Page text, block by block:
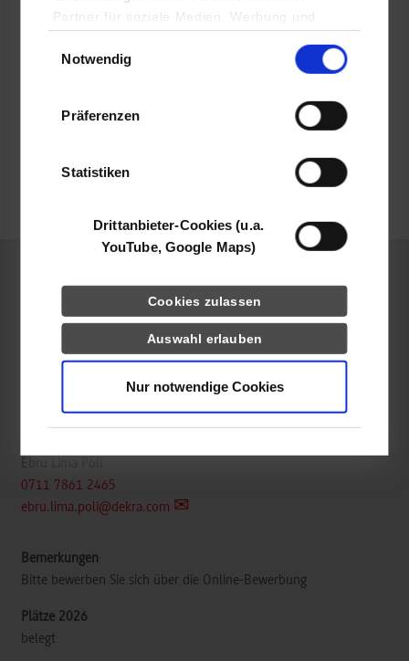
Partner für soziale Medien, Werbung und
YouTube, Google Maps) führen diese
Daten zusammen, die Sie ihnen bereitgestellt
haben oder die sie im Rahmen Ihrer Nutzung
Notwendig
Präferenzen
Statistiken
Drittanbieter-Cookies (u.a.
YouTube, Google Maps)
Cookies zulassen
Auswahl erlauben
Nur notwendige Cookies
Wirtschaftsinformatik / Industrie
www.dekra.de
Ebru Lima Poli
0711 7861 2465
ebru.lima.poli@dekra.com
Bitte bewerben Sie sich über die Online-Bewerbung
belegt